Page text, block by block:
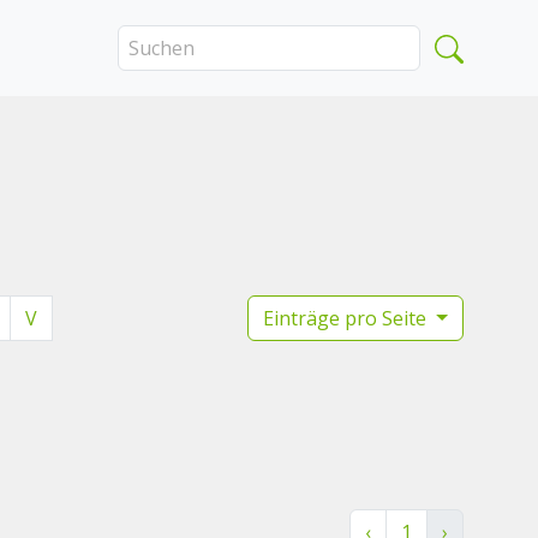
V
Einträge pro Seite
‹ 1 ›